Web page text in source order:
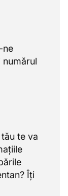
ne
numărul
te va
Îți